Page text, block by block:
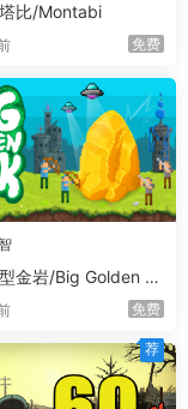
都市中经营一家
将为您带来大量
常披萨的秘密。
意想不到的转折将
保持质量以吸引
比/Montabi
免费
金岩/Big Golden R
免费
荐